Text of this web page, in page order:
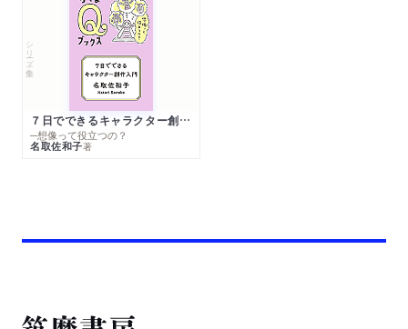
シリーズ・全集
７日でできるキャラクター創作入門
─想像って役立つの？
名取佐和子著